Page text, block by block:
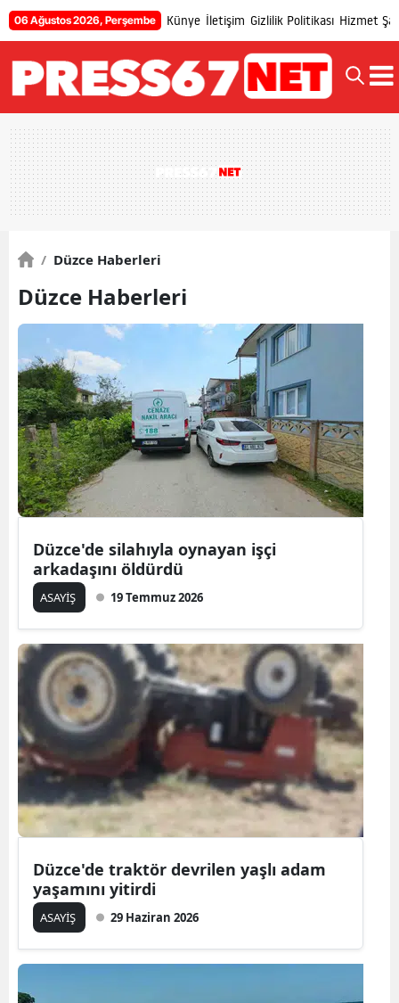
06 Ağustos 2026, Perşembe Künye İletişim Gizlilik Politikası Hizmet
/ Düzce Haberleri
Düzce Haberleri
Düzce'de silahıyla oynayan işçi
arkadaşını öldürdü
ASAYİŞ 19 Temmuz 2026
Düzce'de traktör devrilen yaşlı adam
yaşamını yitirdi
ASAYİŞ 29 Haziran 2026